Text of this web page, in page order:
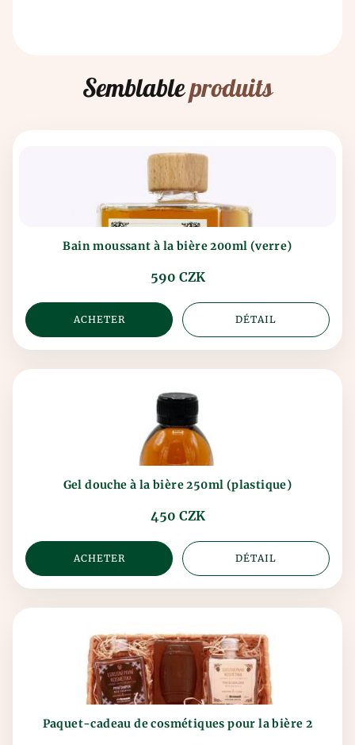
Semblableproduits
Bain moussant à la bière 200ml (verre)
590 CZK
ACHETER DÉTAIL
Gel douche à la bière 250ml (plastique)
450 CZK
ACHETER DÉTAIL
Paquet-cadeau de cosmétiques pour la bière 2